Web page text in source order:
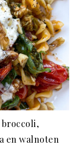
en walnoten